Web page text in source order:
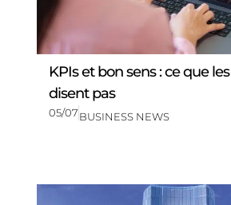
KPIs et bon sens : ce que
disent pas
05/07BUSINESS NEWS